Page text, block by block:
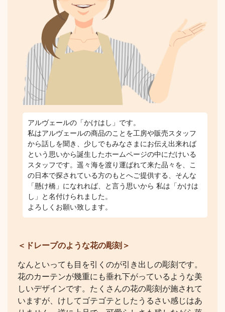
アルヴェールの「かけはし」です。
私はアルヴェールの商品のことを工房や販売スタッフ
から話しを聞き、少しでもみなさまにお伝え出来れば
という思いから誕生したホームページの中にだけいる
スタッフです。遥々海を渡り運ばれて来た品々を、こ
の日本で探されている方のもとへご提供する、そんな
「懸け橋」になれれば、と言う思いから 私は「かけは
し」と名付けられました。
よろしくお願い致します。
＜ドレープのような花の彫刻＞
なんといっても目を引くのが引き出しの彫刻です。
花のカーテンが幾重にも垂れ下がっているような美
しいデザインです。たくさんの花の彫刻が施されて
いますが、けしてゴテゴテとしたうるさい感じはあ